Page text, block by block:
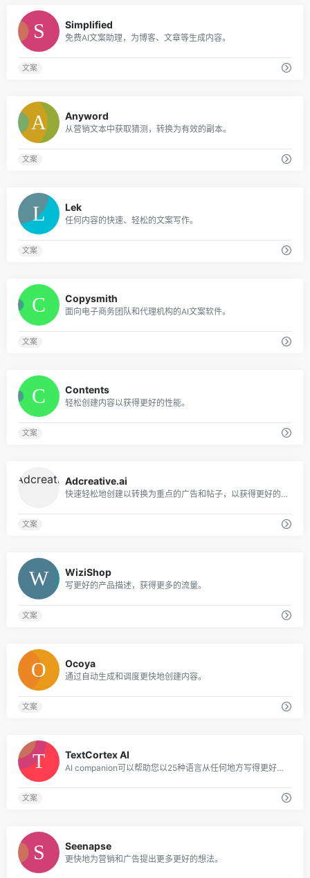
Simplified
免费AI文案助理，为博客、文章等生成内容。
文案
Anyword
从营销文本中获取猜测，转换为有效的副本。
文案
Lek
任何内容的快速、轻松的文案写作。
文案
Copysmith
面向电子商务团队和代理机构的AI文案软件。
文案
Contents
轻松创建内容以获得更好的性能。
文案
Adcreative.ai
快速轻松地创建以转换为重点的广告和帖子，以获得更好的结果。
文案
WiziShop
写更好的产品描述，获得更多的流量。
文案
Ocoya
通过自动生成和调度更快地创建内容。
文案
TextCortex AI
AI companion可以帮助您以25种语言从任何地方写得更好，更快。
文案
Seenapse
更快地为营销和广告提出更多更好的想法。